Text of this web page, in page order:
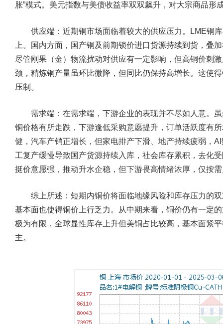
胀”模式。美元指数与美债收益率双双飙升，对大宗商品形
供应端： 近期铜市场面临着较大的供应压力。LME铜
上。国内方面，国产铜及前期锁价进口货源持续到货，叠
尽管刚果（金）物流扰动对供应有一定影响，但高铜价刺
颈，精炼铜产量虽环比微降，但同比仍保持高增长。这使
压制。
需求端： 在需求端，下游企业的表现并不尽如人意。
铜价格有所走跌，下游逢低采购意愿提升，订单活跃度有
健，汽车产销正增长，但家电排产下滑、地产持续疲弱，
工复产缓慢导致国产货源持续入库，社会库存累积，去化
挺价意愿强，推动升水企稳，但下游畏高情绪浓厚，仅按
综上所述：短期内铜价将面临地缘风险和库存压力的双
基本面也使得铜价上行乏力。从中期来看，铜价仍有一定
极为有限，全球显性库存上升但美铜占比较高，基本面紧
主。